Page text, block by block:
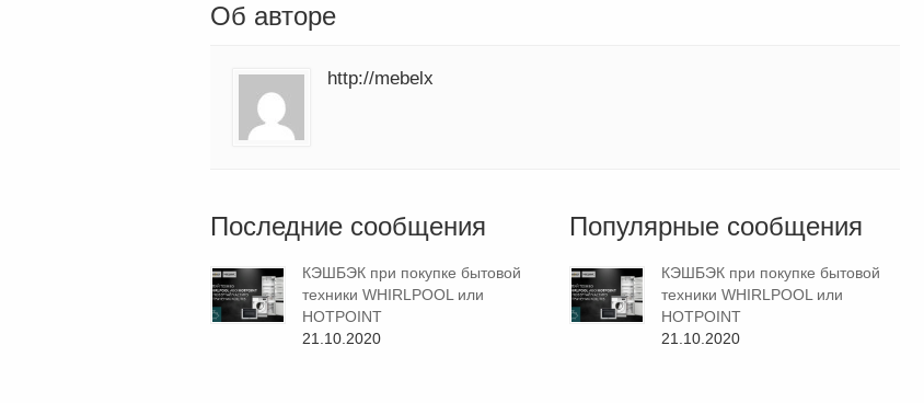
Об авторе
http://mebelx
Последние сообщения
КЭШБЭК при покупке бытовой
техники WHIRLPOOL или
HOTPOINT
21.10.2020
Популярные сообщения
КЭШБЭК при покупке бытовой
техники WHIRLPOOL или
HOTPOINT
21.10.2020